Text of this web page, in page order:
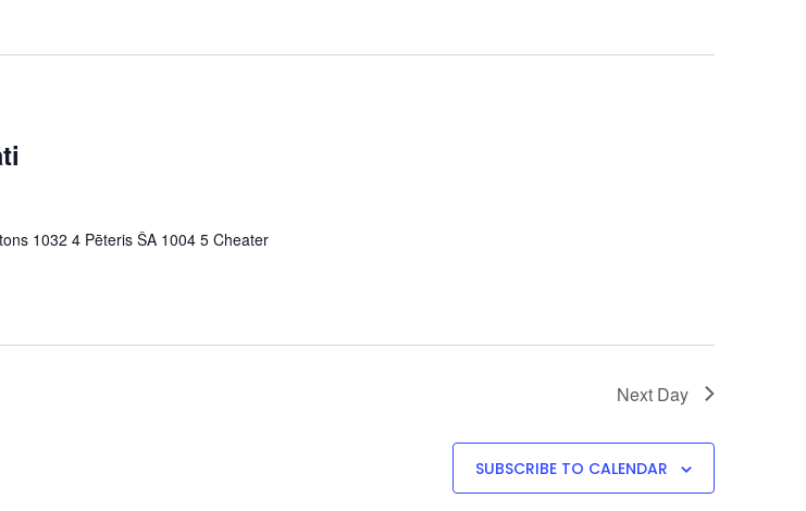
1032 4 Pēteris ŠA 1004 5 Cheater
Next Day
SUBSCRIBE TO CALENDAR